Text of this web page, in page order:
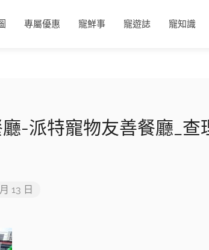
專屬優惠 寵鮮事 寵遊誌 寵知識
-派特寵物友善餐廳_查
13 日